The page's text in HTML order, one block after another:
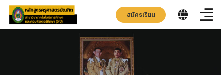
สมัครเรียน